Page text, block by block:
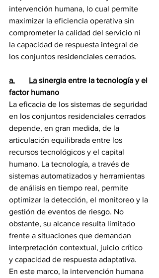
intervención humana, lo cual permite
maximizar la eficiencia operativa sin
comprometer la calidad del servicio ni
la capacidad de respuesta integral de
los conjuntos residenciales cerrados.
a. La sinergia entre la tecnología y el
factor humano
La eficacia de los sistemas de seguridad
en los conjuntos residenciales cerrados
depende, en gran medida, de la
articulación equilibrada entre los
recursos tecnológicos y el capital
humano. La tecnología, a través de
sistemas automatizados y herramientas
de análisis en tiempo real, permite
optimizar la detección, el monitoreo y la
gestión de eventos de riesgo. No
obstante, su alcance resulta limitado
frente a situaciones que demandan
interpretación contextual, juicio crítico
y capacidad de respuesta adaptativa.
En este marco, la intervención humana